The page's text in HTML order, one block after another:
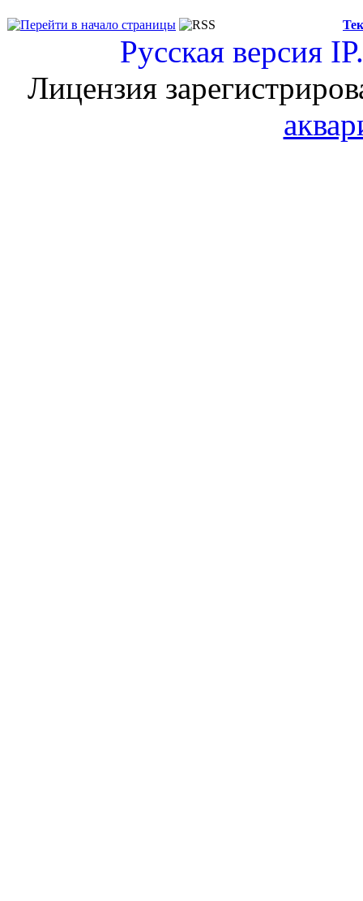
Русская версия
Лицензия